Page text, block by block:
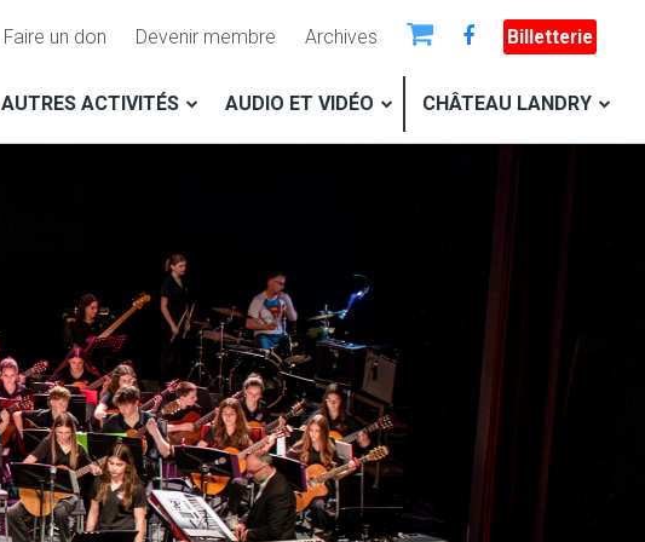
Faire un don Devenir membre Archives Billetterie
AUTRES ACTIVITÉS AUDIO ET VIDÉO CHÂTEAU LANDRY